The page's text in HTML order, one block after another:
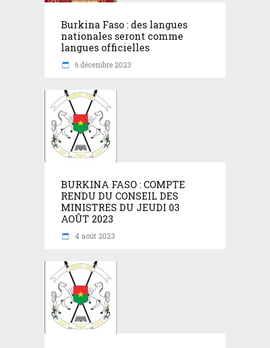
Burkina Faso : des langues
nationales seront comme
langues officielles
6 décembre 2023
BURKINA FASO : COMPTE
RENDU DU CONSEIL DES
MINISTRES DU JEUDI 03
AOÛT 2023
4 août 2023